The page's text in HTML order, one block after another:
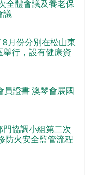
全體會議及養老保
議
8月份分別在松山東
行，設有健康資
員證書 澳琴會展國
協調小組第二次
防火安全監管流程